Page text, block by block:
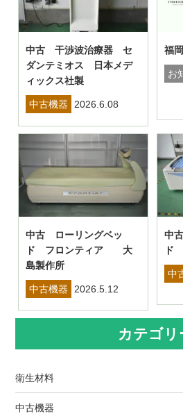
中古 干渉波治療器 セ
ダンテミオス 日本メデ
ィックス社製
中古機器 2026.6.08
福
お
中古 ローリングベッ
ド フロンティア 大
島製作所
中古機器 2026.5.12
中
ド
中
カテゴリ
衛生材料
中古機器